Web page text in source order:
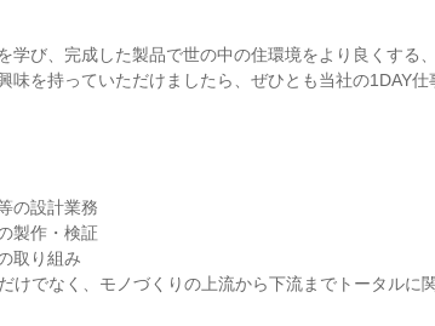
学び、完成した製品で世の中の住環境をより良くする
味を持っていただけましたら、ぜひとも当社の1DAY仕
の設計業務
製作・検証
取り組み
けでなく、モノづくりの上流から下流までトータルに